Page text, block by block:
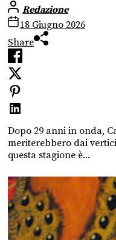
Redazione
18 Giugno 2026
Share
Dopo 29 anni in onda,
meriterebbero dai
questa stagione è...